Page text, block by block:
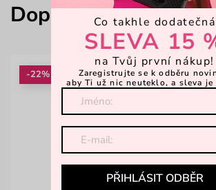
Doplň svůj look
-22%
Co takhle dodatečná
SLEVA 15
na Tvůj první nákup!
Zaregistrujte se k odběru
aby Ti už nic neuteklo, a sleva je
PŘIHLÁSIT ODBĚR